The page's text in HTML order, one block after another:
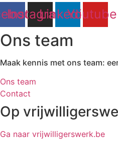
Instagram
LinkedinYoutube
Ons team
Maak kennis met ons team:
Ons team
Contact
Op
Ga naar vrijwilligerswerk.be